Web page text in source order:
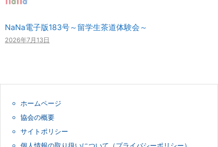
NaNa電子版183号～留学生茶道体験会～
2026年7月13日
ホームページ
協会の概要
サイトポリシー
個人情報の取り扱いについて（プライバシーポリシー）